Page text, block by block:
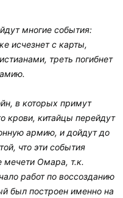
многие события:
исчезнет с карты,
треть погибнет
в которых примут
крови, китайцы перейдут
армию, и дойдут до
что эти события
мечети Омара, т.к.
работ по воссозданию
был построен именно на